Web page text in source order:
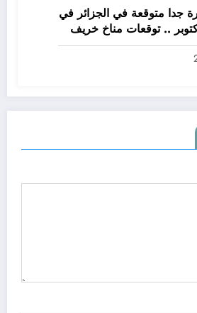
جدا متوقعة في الجزائر في
.. توقعات مناخ خريف